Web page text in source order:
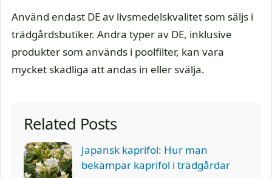
Använd endast DE av livsmedelskvalitet som säljs i
trädgårdsbutiker. Andra typer av DE, inklusive
produkter som används i poolfilter, kan vara
mycket skadliga att andas in eller svälja.
Related Posts
Japansk kaprifol: Hur man
bekämpar kaprifol i trädgårdar